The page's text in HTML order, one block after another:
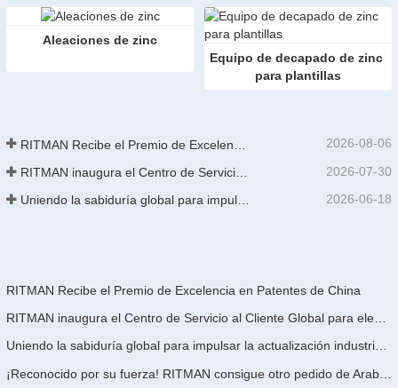
Aleaciones de zinc
Equipo de decapado de zinc
para plantillas
2026-08-06
2026-07-30
Uniendo la sabiduría global para impulsar la actualización industrial | La primera capacitación internacional de tecnología de galvanizado continuo de alta gama de GalvInfo China concluye con éxito 2026-06-18
RITMAN Recibe el Premio de Excelencia en Patentes de China
Uniendo la sabiduría global para impulsar la actualización industrial | La primera capacitación internacional de tecnología de galvanizado continuo de alta gama de GalvInfo China concluye con éxito